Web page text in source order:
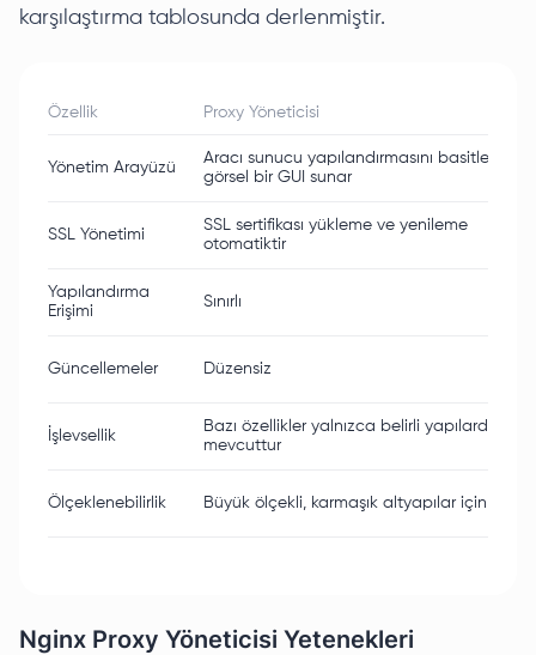
karşılaştırma tablosunda derlenmiştir.
Özellik Proxy Yöneticisi
Yönetim Arayüzü
Aracı sunucu yapılandırmasını basitleştiren
görsel bir GUI sunar
SSL Yönetimi
SSL sertifikası yükleme ve yenileme
otomatiktir
Yapılandırma
Erişimi
Sınırlı
Güncellemeler Düzensiz
İşlevsellik
Bazı özellikler yalnızca belirli yapılarda
mevcuttur
Ölçeklenebilirlik Büyük ölçekli, karmaşık altyapılar için sınırlı
Nginx Proxy Yöneticisi Yetenekleri